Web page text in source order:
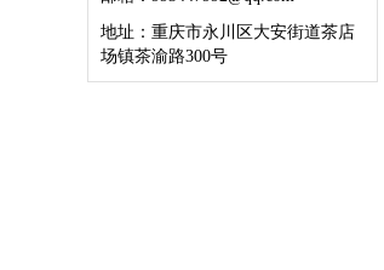
地址：重庆市永川区大安街道茶店
场镇茶渝路300号